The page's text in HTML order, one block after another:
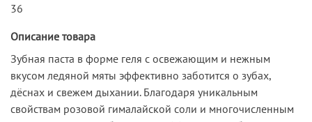
36
Описание товара
Зубная паста в форме геля с освежающим и нежным
вкусом ледяной мяты эффективно заботится о зубах,
дёснах и свежем дыхании. Благодаря уникальным
свойствам розовой гималайской соли и многочисленным